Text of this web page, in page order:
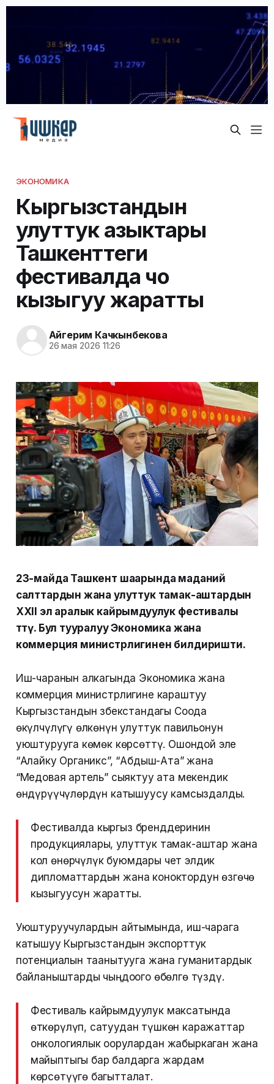
ЭКОНОМИКА
Кыргызстандын
улуттук азыктары
Ташкенттеги
фестивалда чоң
кызыгуу жаратты
Айгерим Качкынбекова
26 мая 2026 11:26
23-майда Ташкент шаарында маданий
салттардын жана улуттук тамак-аштардын
XXII эл аралык кайрымдуулук фестивалы
өттү. Бул тууралуу Экономика жана
коммерция министрлигинен билдиришти.
Иш-чаранын алкагында Экономика жана
коммерция министрлигине караштуу
Кыргызстандын Өзбекстандагы Соода
өкүлчүлүгү өлкөнүн улуттук павильонун
уюштурууга көмөк көрсөттү. Ошондой эле
“Алайку Органикс”, “Абдыш-Ата” жана
“Медовая артель” сыяктуу ата мекендик
өндүрүүчүлөрдүн катышуусу камсыздалды.
Фестивалда кыргыз бренддеринин
продукциялары, улуттук тамак-аштар жана
кол өнөрчүлүк буюмдары чет элдик
дипломаттардын жана коноктордун өзгөчө
кызыгуусун жаратты.
Уюштуруучулардын айтымында, иш-чарага
катышуу Кыргызстандын экспорттук
потенциалын таанытууга жана гуманитардык
байланыштарды чыңдоого өбөлгө түздү.
Фестиваль кайрымдуулук максатында
өткөрүлүп, сатуудан түшкөн каражаттар
онкологиялык оорулардан жабыркаган жана
майыптыгы бар балдарга жардам
көрсөтүүгө багытталат.